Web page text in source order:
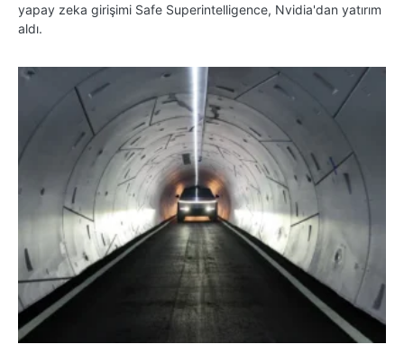
yapay zeka girişimi Safe Superintelligence, Nvidia'dan yatırım
aldı.